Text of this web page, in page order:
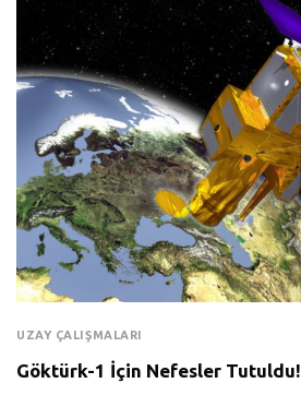
UZAY ÇALIŞMALARI
Göktürk-1 İçin Nefesler Tutuldu!